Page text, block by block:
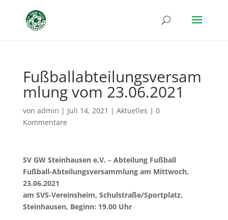
Fußballabteilungsversam
mlung vom 23.06.2021
von admin | Juli 14, 2021 | Aktuelles | 0
Kommentare
SV GW Steinhausen e.V. – Abteilung Fußball
Fußball-Abteilungsversammlung am Mittwoch,
23.06.2021
am SVS-Vereinsheim, Schulstraße/Sportplatz,
Steinhausen, Beginn: 19.00 Uhr